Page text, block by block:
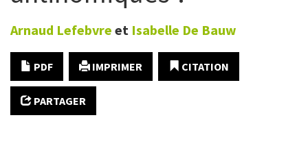
Arnaud Lefebvre et Isabelle De Bauw
PDF IMPRIMER CITATION
PARTAGER